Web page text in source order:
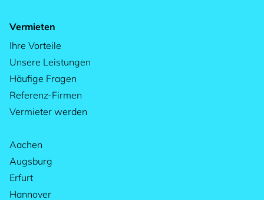
Vermieten
Ihre Vorteile
Unsere Leistungen
Häufige Fragen
Referenz-Firmen
Vermieter werden
Aachen
Augsburg
Erfurt
Hannover